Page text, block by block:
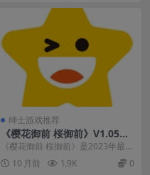
绅士游戏推荐
《樱花御前 桜御前》V1.05版
下载｜日式ARPG神作｜动态
战斗系统｜1.5G容量
《樱花御前 桜御前》是2023年最值
得体验的日式ARPG大作！玩家将化
身神社巫女...
10 月前 1.9K 0